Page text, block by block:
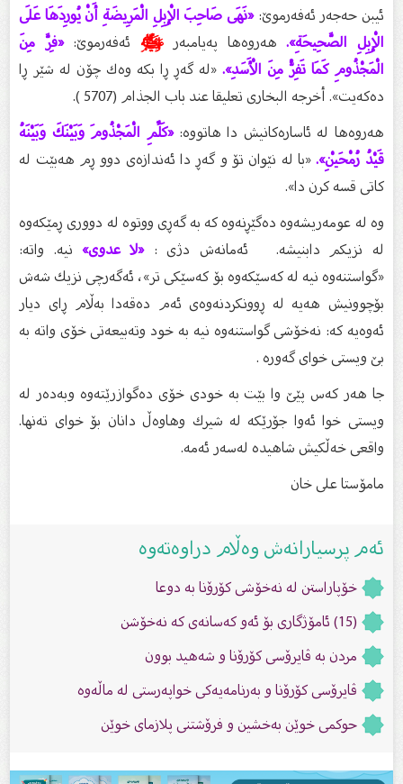
ئیبن حه‌جه‌ر ئه‌فه‌رموێ:«نَهَى صَاحِبَ الْإِبِلِ الْمَرِيضَةِ أَنْ يُورِدَهَا عَلَى
الْإِبِلِ الصَّحِيحَةِ».هه‌روه‌ها په‌یامبه‌رﷺئه‌فه‌رموێ:«فِرَّ مِنَ
الْمَجْذُومِ كَمَا تَفِرُّ مِنَ الْأَسَدِ».«له‌ گه‌ڕ ڕا بكه‌ وه‌ك چۆن له‌ شێر ڕا
ده‌كه‌یت». أخرجه البخاری تعلیقا عند باب الجذام (5707 ).
هه‌روه‌ها له‌ ئاساره‌كانیش دا هاتووه‌:«كَلِّمِ الْمَجْذُومَ وَبَيْنَكَ وَبَيْنَهُ
قَيْدُ رُمْحَيْنِ».«با له‌ نێوان تۆ و گه‌ڕ دا ئه‌ندازه‌ی دوو ڕم هه‌بێت له‌
كاتی قسه‌ كرن دا».
وه له‌ عومه‌ریشه‌وه‌ ده‌گێڕنه‌وه‌ كه‌ به‌ گه‌ڕی ووتوه‌ له‌ دووری ڕمێكه‌وه‌
له‌ نزیكم دابنیشه‌. ئه‌مانه‌ش دژی : «لا عدوی»نیه‌. واته‌:
«گواستنه‌وه‌ نیه‌ له‌ كه‌سێكه‌وه‌ بۆ كه‌سێكی تر»، ئه‌گه‌رچی نزیك شه‌ش
بۆچوونیش هه‌یه‌ له‌ ڕوونكردنه‌وه‌ی ئه‌م ده‌قه‌دا به‌ڵام ڕای دیار
ئه‌وه‌‌یه‌ كه‌: نه‌خۆشی گواستنه‌وه‌ نیه‌ به‌ خود وته‌بیعه‌تی خۆی واته‌ به‌
بێ ویستی خوای گه‌وره‌ .
جا هه‌ر كه‌س پێێ وا بێت به‌ خودی خۆی ده‌گوازرێته‌وه‌ وبه‌ده‌ر له‌
ویستی خوا ئه‌وا جۆرێكه‌ له‌ شیرك وهاوه‌ڵ دانان بۆ خوای ته‌نها.
واقعی خه‌ڵكیش شاهیده‌ له‌سه‌ر ئه‌مه‌.
مامۆستا على خان
ئەم پرسیارانەش وەڵام دراوەتەوە
خۆپاراستن لە نەخۆشی کۆرۆنا بە دوعا
(15) ئامۆژگارى بۆ ئەو کەسانەى کە نەخۆشن
مردن بە ڤایرۆسی كۆرۆنا و شەهید بوون
ڤایرۆسی کۆرۆنا و بەرنامەیەکى خواپەرستى لە ماڵەوە
حوکمى خوێن بەخشین و فرۆشتنى پلازماى خوێن